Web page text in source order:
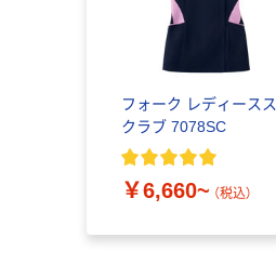
フォーク レディースス
クラブ 7078SC
￥6,660~ （税込）